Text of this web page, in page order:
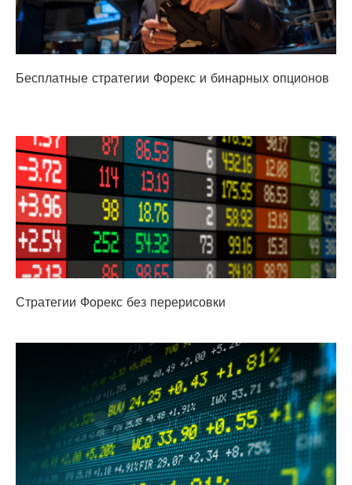
Бесплатные стратегии Форекс и бинарных опционов
Стратегии Форекс без перерисовки